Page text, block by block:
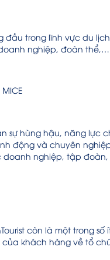
đầu trong lĩnh vực du lịch
nghiệp, đoàn
sự hùng hậu, năng lực
động và chuyên
doanh nghiệp, tập
còn là một trong số
khách hàng về tổ